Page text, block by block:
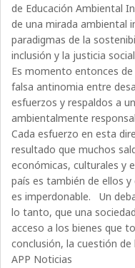
de Educación Ambiental
de una mirada ambiental
paradigmas de la
inclusión y la justicia
Es momento entonces
falsa antinomia entre
esfuerzos y respaldos a
ambientalmente
Cada esfuerzo en esta
resultado que muchos
económicas, culturales y
país es también de ellos
es imperdonable. Un
lo tanto, que una
acceso a los bienes que
conclusión, la cuestión
APP Noticias